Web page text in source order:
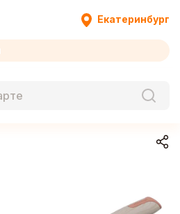
Екатеринбург